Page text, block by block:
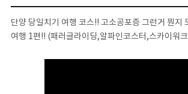
단양 당일치기 여행 코스!! 고소공포증 그런거 뭔지
여행 1편!! (패러글라이딩,알파인코스터,스카이워